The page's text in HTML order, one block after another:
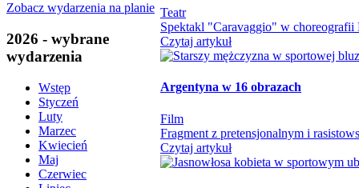
Zobacz wydarzenia na planie
2026 - wybrane
wydarzenia
Wstęp
Styczeń
Luty
Marzec
Kwiecień
Maj
Czerwiec
Teatr
Spektakl "Caravaggio" w choreografii
Czytaj artykuł
Argentyna w 16 obrazach
Film
Fragment z pretensjonalnym i
Czytaj artykuł